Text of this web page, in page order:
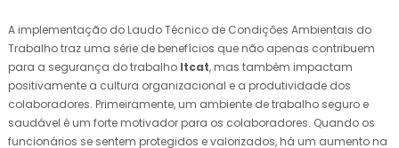
A implementação do Laudo Técnico de Condições Ambientais do
Trabalho traz uma série de benefícios que não apenas contribuem
para a segurança do trabalho ltcat, mas também impactam
positivamente a cultura organizacional e a produtividade dos
colaboradores. Primeiramente, um ambiente de trabalho seguro e
saudável é um forte motivador para os colaboradores. Quando os
funcionários se sentem protegidos e valorizados, há um aumento na